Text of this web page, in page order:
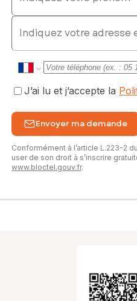
E-mail
J’ai lu et j’accepte la
Envoyer ma demande
Conformément à l’article L.223-2
user de son droit à s’inscrire
www.bloctel.gouv.fr.